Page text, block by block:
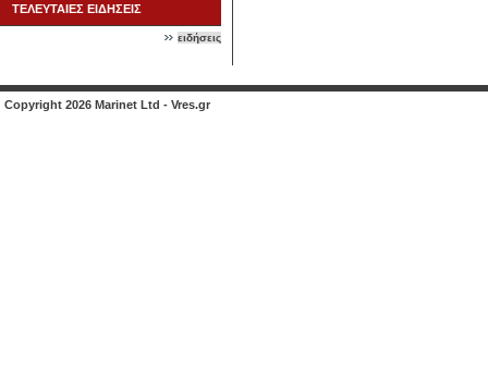
ΤΕΛΕΥΤΑΙΕΣ ΕΙΔΗΣΕΙΣ
ειδήσεις
Copyright 2026 Marinet Ltd - Vres.gr